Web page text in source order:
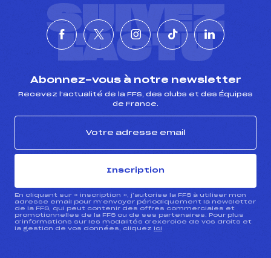
SUIVEZ
L'ACTU
Abonnez-vous à notre newsletter
Recevez l’actualité de la FFS, des clubs et des Équipes
de France.
Inscription
En cliquant sur « inscription », j’autorise la FFS à utiliser mon
adresse email pour m’envoyer périodiquement la newsletter
de la FFS, qui peut contenir des offres commerciales et
promotionnelles de la FFS ou de ses partenaires. Pour plus
d’informations sur les modalités d’exercice de vos droits et
la gestion de vos données, cliquez ici